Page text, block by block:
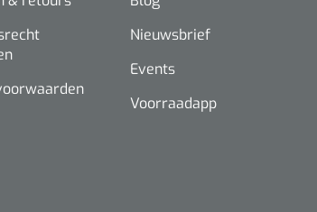
Nieuwsbrief
Events
Voorraadapp